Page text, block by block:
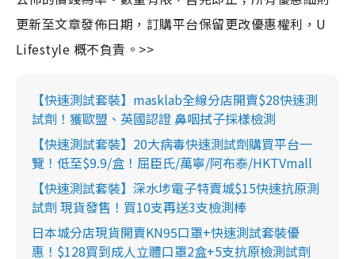
更新至文章發佈日期，訂購平台保留更改優惠權利，U
Lifestyle 概不負責。>>
【快速測試套裝】masklab全線分店開賣$28快速測
試劑！獲歐盟、英國認證 鼻咽拭子採樣檢測
【快速測試套裝】20大病毒快速測試劑購買平台一
覽！低至$9.9/盒！屈臣氏/萬寧/阿布泰/HKTVmall
【快速測試套裝】深水埗電子特賣城$15快速抗原測
試劑 現貨發售！買10支再送3支檢測棒
日本城分店現貨開賣KN95口罩+快速測試套裝優
惠！$128買到成人立體口罩2盒+5支抗原檢測試劑